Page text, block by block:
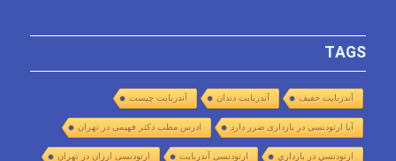
TAGS
آندربایت خفیف آندربایت دندان آندربایت چیست
آیا ارتودنسی در بارداری ضرر دارد ادرس مطب دکتر فهیمی در تهران
ارتودنسي در بارداري ارتودنسی آندربایت ارتودنسی ارزان در تهران